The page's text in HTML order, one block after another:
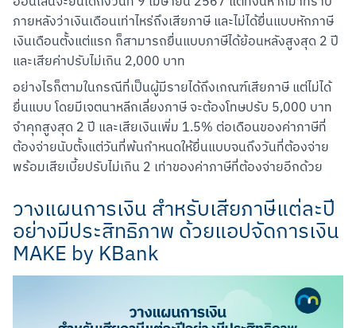
ภายหลังว่าเงินเดือนเท่าไหร่ถึงเสียภาษี และไม่ได้ยื่นแบบหักภาษี
เงินเดือนตั้งแต่แรก ก็สามารถยื่นแบบภาษีได้ย้อนหลังสูงสุด 2 ปี
และเสียค่าปรับไม่เกิน 2,000 บาท
อย่างไรก็ตามในกรณีที่เป็นผู้มีรายได้ถึงเกณฑ์เสียภาษี แต่ไม่ได้
ยื่นแบบ โดยมีเจตนาหลีกเลี่ยงภาษี จะต้องโทษปรับ 5,000 บาท
จำคุกสูงสุด 2 ปี และเสียเงินเพิ่ม 1.5% ต่อเดือนของค่าภาษีที่
ต้องจ่ายนับตั้งแต่วันที่พ้นกำหนดให้ยื่นแบบจนถึงวันที่ต้องจ่าย
พร้อมเสียเบี้ยปรับไม่เกิน 2 เท่าของค่าภาษีที่ต้องจ่ายอีกด้วย
วางแผนการเงิน สำหรับเสียภาษีแต่ละปี
อย่างมีประสิทธิภาพ ด้วยแอปจัดการเงิน
MAKE by KBank